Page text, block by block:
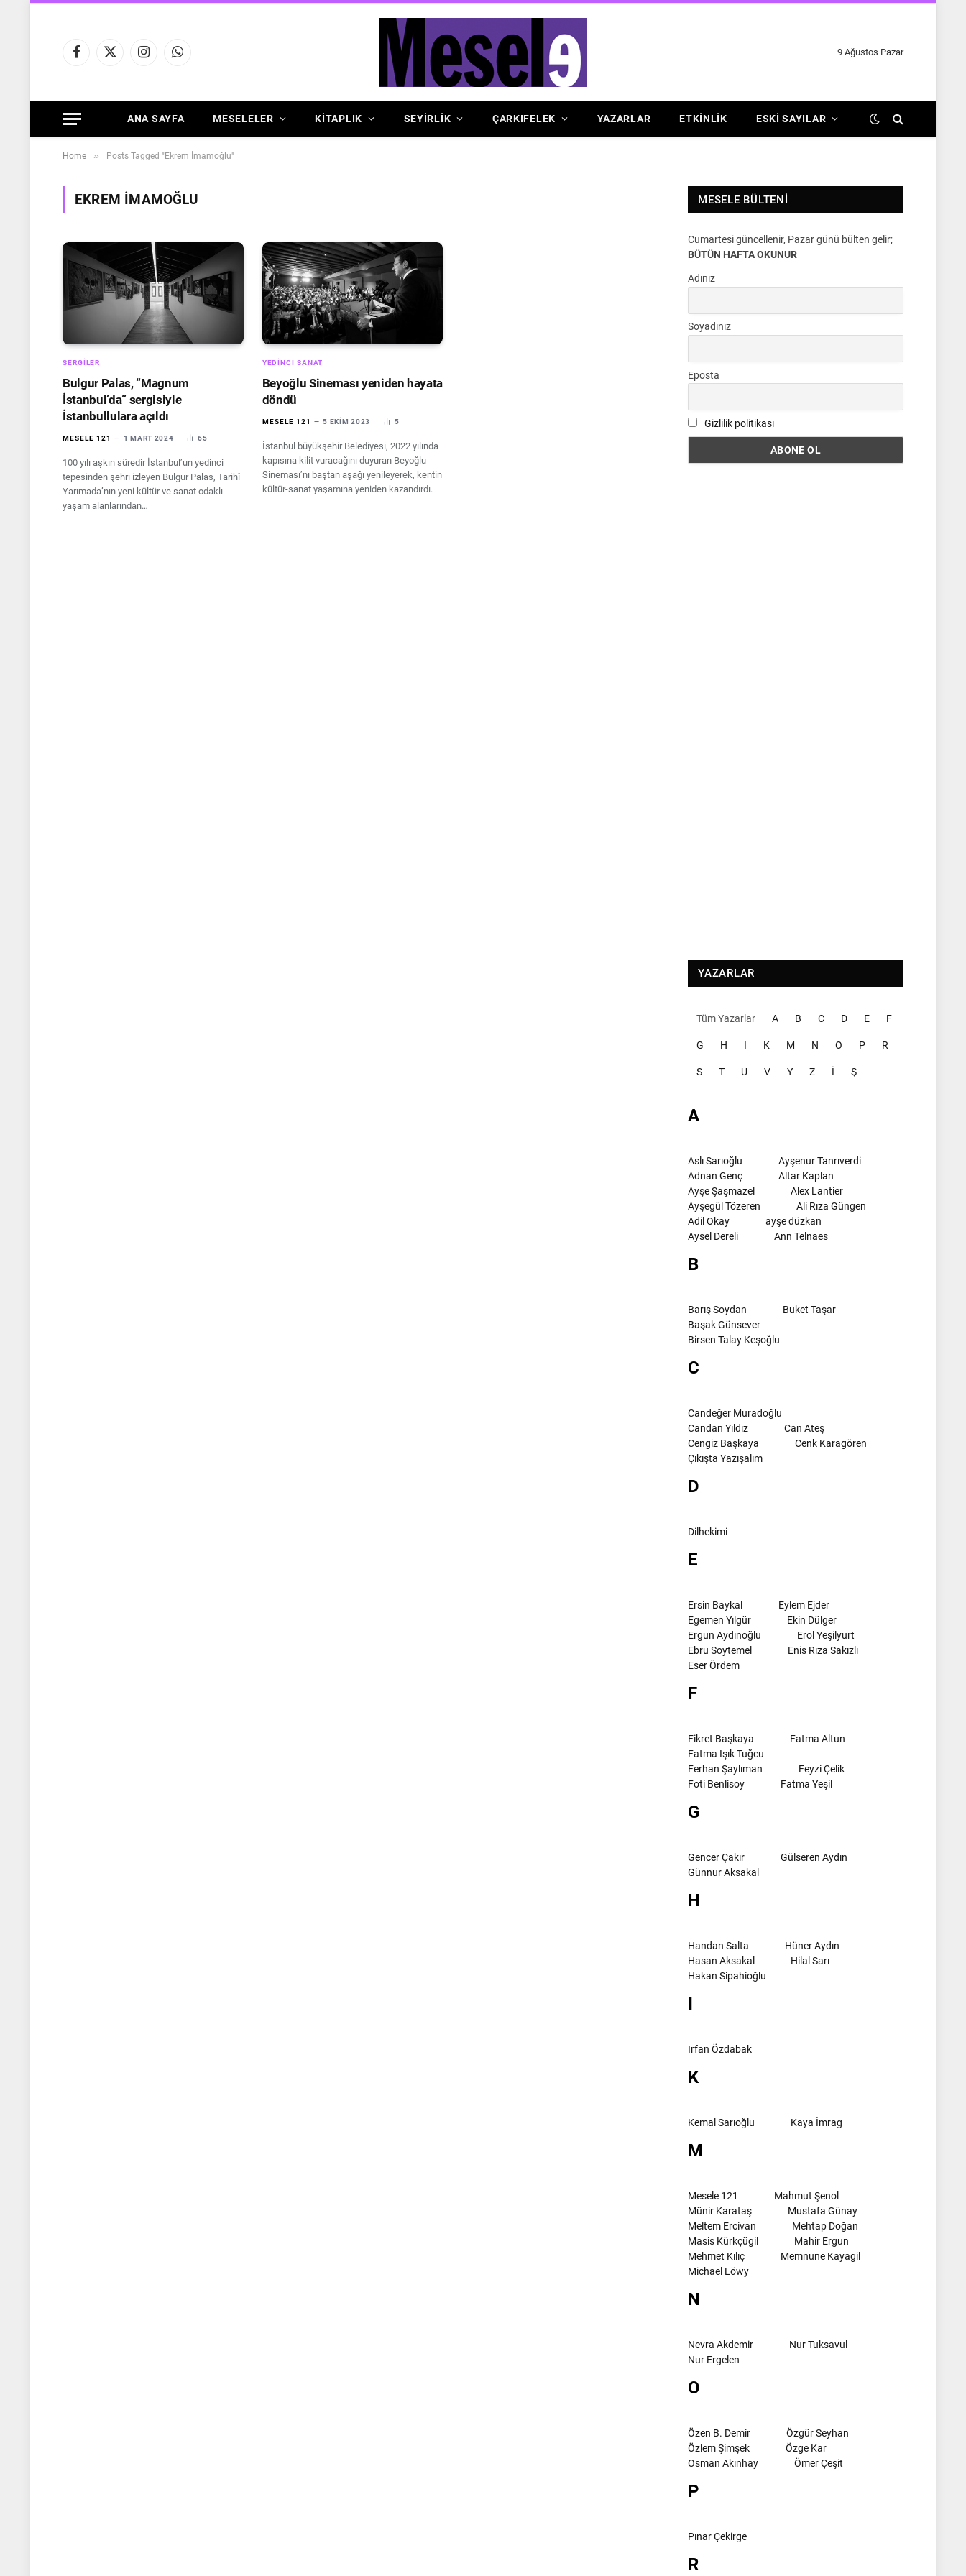
Facebook
X
InstagramWhatsApp
9 Ağustos Pazar
ANA SAYFA MESELELER KİTAPLIK SEYİRLİK ÇARKIFELEK YAZARLAR ETKINLIK ESKI SAYILAR
Home » Posts Tagged "Ekrem İmamoğlu"
EKREM İMAMOĞLU
SERGILER
Bulgur Palas, “Magnum
İstanbul’da” sergisiyle
İstanbullulara açıldı
MESELE 121 1 MART 2024 65
100 yılı aşkın süredir İstanbul’un yedinci
tepesinden şehri izleyen Bulgur Palas, Tarihî
Yarımada’nın yeni kültür ve sanat odaklı
yaşam alanlarından…
YEDINCI SANAT
Beyoğlu Sineması yeniden hayata
döndü
MESELE 121 5 EKIM 2023 5
İstanbul büyükşehir Belediyesi, 2022 yılında
kapısına kilit vuracağını duyuran Beyoğlu
Sineması’nı baştan aşağı yenileyerek, kentin
kültür-sanat yaşamına yeniden kazandırdı.
MESELE BÜLTENI
Cumartesi güncellenir, Pazar günü bülten gelir;
BÜTÜN HAFTA OKUNUR
Adınız
Soyadınız
Eposta
Gizlilik politikası
YAZARLAR
Tüm Yazarlar A B C D E F
G H I K M N O P R
S T U V Y Z İ Ş
A
Aslı Sarıoğlu
Ayşenur Tanrıverdi
Adnan Genç
Altar Kaplan
Ayşe Şaşmazel
Alex Lantier
Ayşegül Tözeren
Ali Rıza Güngen
Adil Okay
ayşe düzkan
Aysel Dereli
Ann Telnaes
B
Barış Soydan
Buket Taşar
Başak Günsever
Birsen Talay Keşoğlu
C
Candeğer Muradoğlu
Candan Yıldız
Can Ateş
Cengiz Başkaya
Cenk Karagören
Çıkışta Yazışalım
D
Dilhekimi
E
Ersin Baykal
Eylem Ejder
Egemen Yılgür
Ekin Dülger
Ergun Aydınoğlu
Erol Yeşilyurt
Ebru Soytemel
Enis Rıza Sakızlı
Eser Ördem
F
Fikret Başkaya
Fatma Altun
Fatma Işık Tuğcu
Ferhan Şaylıman
Feyzi Çelik
Foti Benlisoy
Fatma Yeşil
G
Gencer Çakır
Gülseren Aydın
Günnur Aksakal
H
Handan Salta
Hüner Aydın
Hasan Aksakal
Hilal Sarı
Hakan Sipahioğlu
I
Irfan Özdabak
K
Kemal Sarıoğlu Kaya İmrag
M
Mesele 121
Mahmut Şenol
Münir Karataş
Mustafa Günay
Meltem Ercivan
Mehtap Doğan
Masis Kürkçügil
Mahir Ergun
Mehmet Kılıç
Memnune Kayagil
Michael Löwy
N
Nevra Akdemir
Nur Tuksavul
Nur Ergelen
O
Özen B. Demir
Özgür Seyhan
Özlem Şimşek
Özge Kar
Osman Akınhay
Ömer Çeşit
P
Pınar Çekirge
R